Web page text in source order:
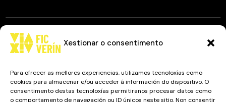
Xestionar o consentimento
Para ofrecer as mellores experiencias, utilizamos tecnoloxías como
cookies para almacenar e/ou acceder á información do dispositivo. O
consentimento destas tecnoloxías permitiranos procesar datos como
o comportamento de navegación ou ID únicos neste sitio. Non consentir